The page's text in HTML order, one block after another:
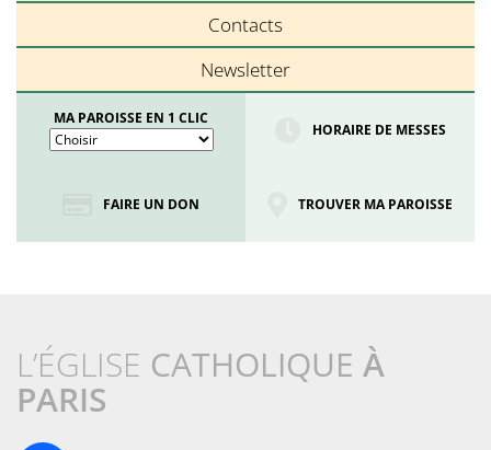
Contacts
Newsletter
MA PAROISSE EN 1 CLIC
HORAIRE DE MESSES
FAIRE UN DON TROUVER MA PAROISSE
L’ÉGLISE CATHOLIQUE À
PARIS